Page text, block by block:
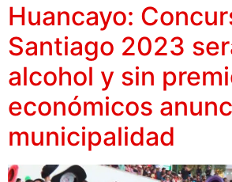
Huancayo:
Santiago 2023
alcohol y sin
económicos
municipalidad